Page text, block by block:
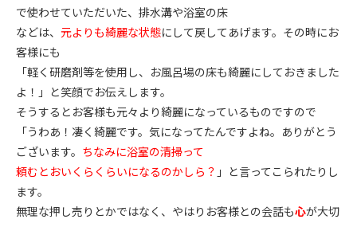
で使わせていただいた、排水溝や浴室の床
などは、 元よりも綺麗な状態にして戻してあげます。その時にお
客様にも
「軽く研磨剤等を使用し、お風呂場の床も綺麗にしておきました
よ！」と笑顔でお伝えします。
そうするとお客様も元々より綺麗になっているものですので
「うわあ！凄く綺麗です。気になってたんですよね。ありがとう
ございます。 ちなみに浴室の清掃って
頼むとおいくらくらいになるのかしら？ 」と言ってこられたりし
ます。
無理な押し売りとかではなく、やはりお客様との会話も心が大切